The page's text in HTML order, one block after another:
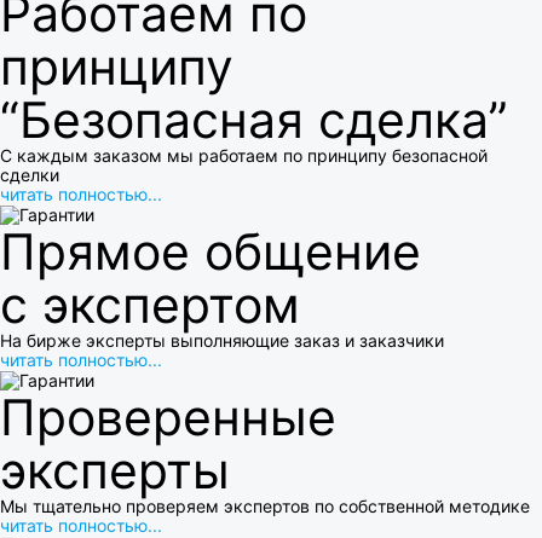
Работаем по
принципу
“Безопасная сделка”
С каждым заказом мы работаем по принципу безопасной
сделки
читать полностью...
Прямое общение
с экспертом
На бирже эксперты выполняющие заказ и заказчики
читать полностью...
Проверенные
эксперты
Мы тщательно проверяем экспертов по собственной методике
читать полностью...